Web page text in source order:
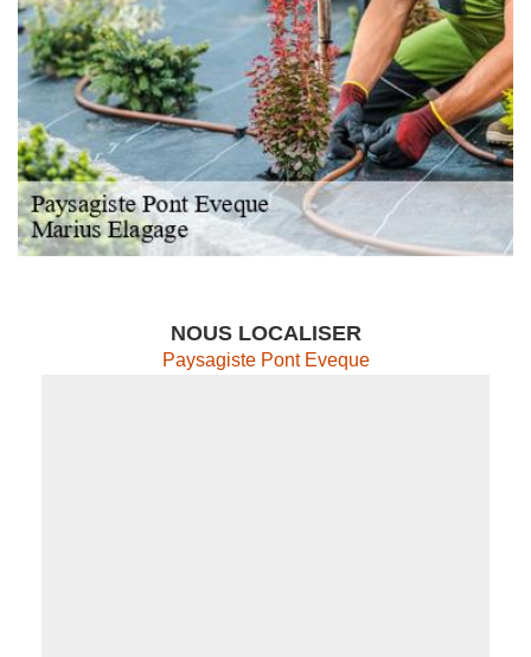
NOUS LOCALISER
Paysagiste Pont Eveque